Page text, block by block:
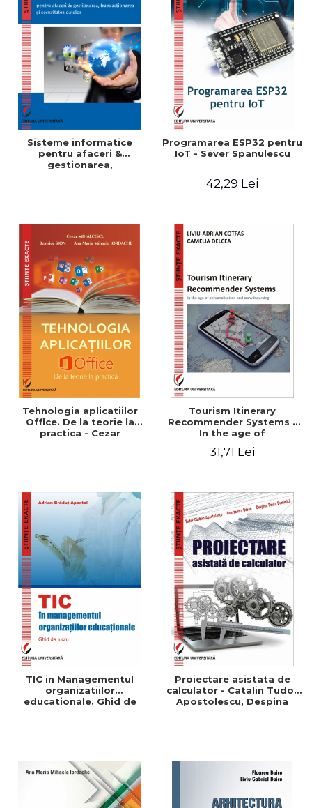
Sisteme informatice
pentru afaceri &
gestionarea,
Programarea ESP32 pentru
IoT - Sever Spanulescu
42,29 Lei
Tehnologia aplicatiilor
Office. De la teorie la
practica - Cezar
Tourism Itinerary
Recommender Systems -
In the age of
crowdsourcing
31,71 Lei
TIC in Managementul
organizatiilor
educationale. Ghid de
Proiectare asistata de
calculator - Catalin Tudor
Apostolescu, Despina